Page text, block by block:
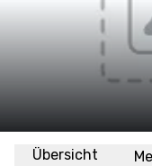
Übersicht